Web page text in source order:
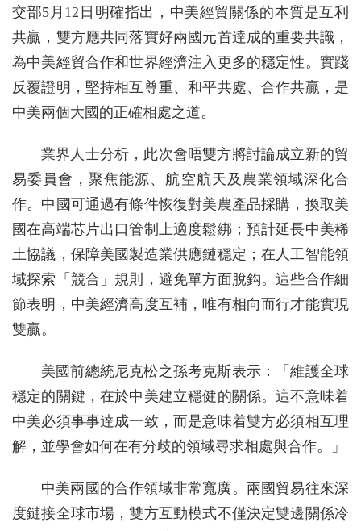
交部5月12日明確指出，中美經貿關係的本質是互利
共贏，雙方應共同落實好兩國元首達成的重要共識，
為中美經貿合作和世界經濟注入更多的穩定性。實踐
反覆證明，堅持相互尊重、和平共處、合作共贏，是
中美兩個大國的正確相處之道。
業界人士分析，此次會晤雙方將討論成立新的貿
易委員會，聚焦能源、航空航天及農業領域深化合
作。中國可通過有條件恢復對美農產品採購，換取美
國在高端芯片出口管制上適度鬆綁；預計延長中美稀
土協議，保障美國製造業供應鏈穩定；在人工智能領
域探索「競合」規則，避免單方面脫鈎。這些合作細
節表明，中美經濟高度互補，唯有相向而行才能實現
雙贏。
美國前總統尼克松之孫考克斯表示：「維護全球
穩定的關鍵，在於中美建立穩健的關係。這不意味着
中美必須事事達成一致，而是意味着雙方必須相互理
解，並學會如何在有分歧的領域尋求相處與合作。」
中美兩國的合作領域非常寬廣。兩國貿易往來深
度鏈接全球市場，雙方互動模式不僅決定雙邊關係冷